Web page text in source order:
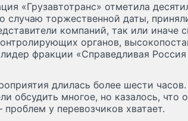
«Грузавтотранс» отметила
случаю торжественной даты,
компаний, так или иначе
органов,
фракции «Справедливая
длилась более шести
обсудить многое, но казалось, что
у перевозчиков хватает.